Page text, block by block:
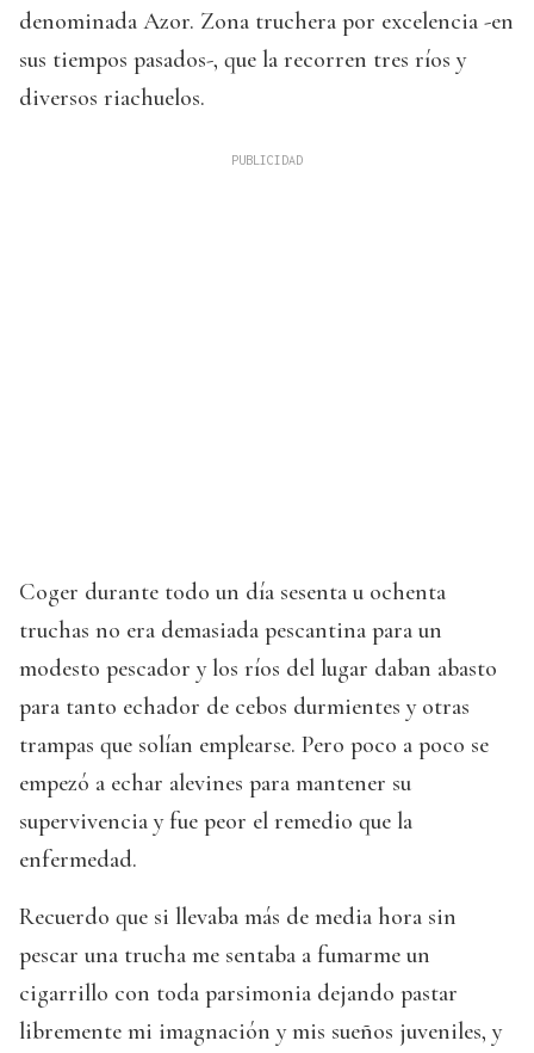
denominada Azor. Zona truchera por excelencia -en
sus tiempos pasados-, que la recorren tres ríos y
diversos riachuelos.
Coger durante todo un día sesenta u ochenta
truchas no era demasiada pescantina para un
modesto pescador y los ríos del lugar daban abasto
para tanto echador de cebos durmientes y otras
trampas que solían emplearse. Pero poco a poco se
empezó a echar alevines para mantener su
supervivencia y fue peor el remedio que la
enfermedad.
Recuerdo que si llevaba más de media hora sin
pescar una trucha me sentaba a fumarme un
cigarrillo con toda parsimonia dejando pastar
libremente mi imagnación y mis sueños juveniles, y